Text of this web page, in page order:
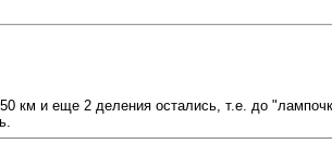
км и еще 2 деления остались, т.е. до